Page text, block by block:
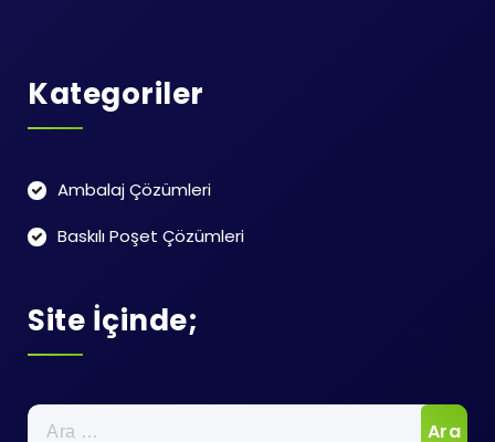
Kategoriler
Ambalaj Çözümleri
Baskılı Poşet Çözümleri
Site İçinde;
Arama: